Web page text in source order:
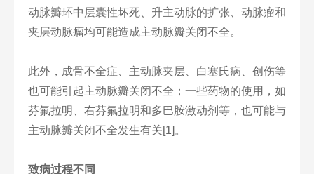
动脉瓣环中层囊性坏死、升主动脉的扩张、动脉瘤和
夹层动脉瘤均可能造成主动脉瓣关闭不全。
此外，成骨不全症、主动脉夹层、白塞氏病、创伤等
也可能引起主动脉瓣关闭不全；一些药物的使用，如
芬氟拉明、右芬氟拉明和多巴胺激动剂等，也可能与
主动脉瓣关闭不全发生有关[1]。
致病过程不同